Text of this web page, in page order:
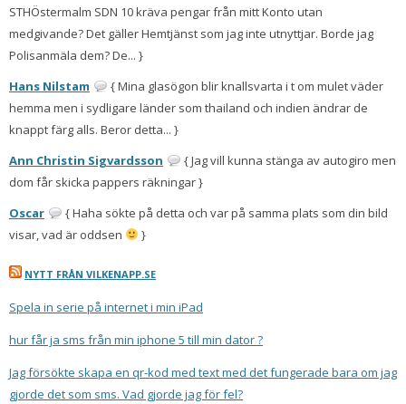
STHÖstermalm SDN 10 kräva pengar från mitt Konto utan
medgivande? Det gäller Hemtjänst som jag inte utnyttjar. Borde jag
Polisanmäla dem? De... }
Hans Nilstam
{ Mina glasögon blir knallsvarta i t om mulet väder
hemma men i sydligare länder som thailand och indien ändrar de
knappt färg alls. Beror detta... }
Ann Christin Sigvardsson
{ Jag vill kunna stänga av autogiro men
dom får skicka pappers räkningar }
Oscar
{ Haha sökte på detta och var på samma plats som din bild
visar, vad är oddsen
}
NYTT FRÅN VILKENAPP.SE
Spela in serie på internet i min iPad
hur får ja sms från min iphone 5 till min dator ?
Jag försökte skapa en qr-kod med text med det fungerade bara om jag
gjorde det som sms. Vad gjorde jag för fel?